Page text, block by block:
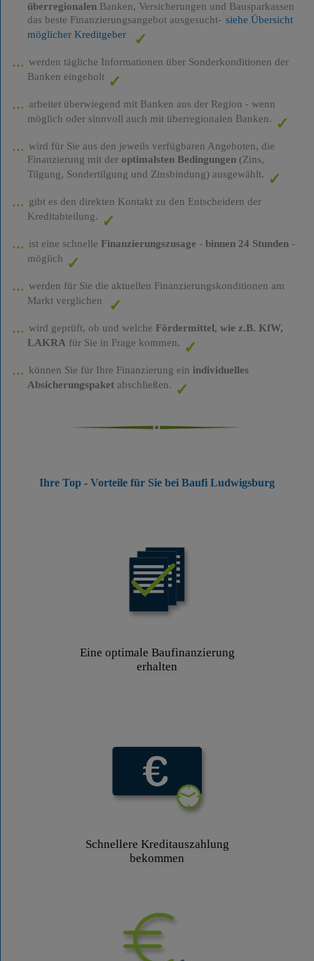
überregionalenBanken, Versicherungen und Bausparkassen
das beste Finanzierungsangebot ausgesucht- siehe Übersicht
möglicher Kreditgeber
werden tägliche Informationen über Sonderkonditionen der
Banken eingeholt
arbeitet überwiegend mit Banken aus der Region - wenn
möglich oder sinnvoll auch mit überregionalen Banken.
wird für Sie aus den jeweils verfügbaren Angeboten, die
Finanzierung mit der optimalsten Bedingungen(Zins,
Tilgung, Sondertilgung und Zinsbindung) ausgewählt.
gibt es den direkten Kontakt zu den Entscheidern der
Kreditabteilung.
ist eine schnelle Finanzierungszusage - binnen 24 Stunden-
möglich
werden für Sie die aktuellen Finanzierungskonditionen am
Markt verglichen
wird geprüft, ob und welche Fördermittel, wie z.B. KfW,
LAKRA für Sie in Frage kommen.
können Sie für Ihre Finanzierung ein individuelles
Absicherungspaketabschließen.
Ihre Top - Vorteile für Sie bei Baufi Ludwigsburg
Eine optimale Baufinanzierung
erhalten
Schnellere Kreditauszahlung
bekommen